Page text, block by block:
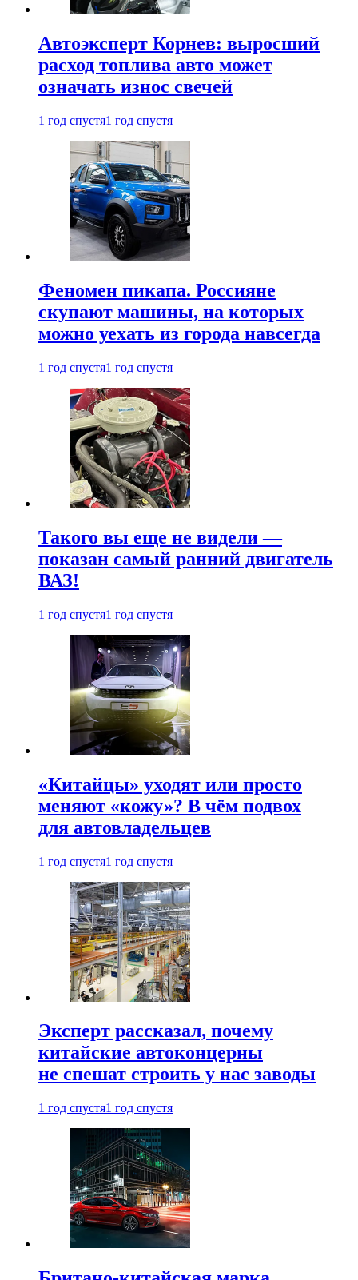
Автоэксперт Корнев: выросший
расход топлива авто может
означать износ свечей
1 год спустя1 год спустя
Феномен пикапа. Россияне
скупают машины, на которых
можно уехать из города навсегда
1 год спустя1 год спустя
Такого вы еще не видели —
показан самый ранний двигатель
ВАЗ!
1 год спустя1 год спустя
«Китайцы» уходят или просто
меняют «кожу»? В чём подвох
для автовладельцев
1 год спустя1 год спустя
Эксперт рассказал, почему
китайские автоконцерны
не спешат строить у нас заводы
1 год спустя1 год спустя